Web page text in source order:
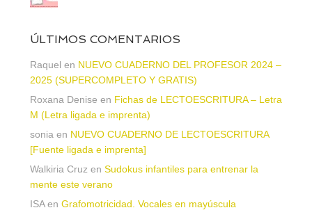
ÚLTIMOS COMENTARIOS
Raquel en NUEVO CUADERNO DEL PROFESOR 2024 –
2025 (SUPERCOMPLETO Y GRATIS)
Roxana Denise en Fichas de LECTOESCRITURA – Letra
M (Letra ligada e imprenta)
sonia en NUEVO CUADERNO DE LECTOESCRITURA
[Fuente ligada e imprenta]
Walkiria Cruz en Sudokus infantiles para entrenar la
mente este verano
ISAen Grafomotricidad. Vocales en mayúscula